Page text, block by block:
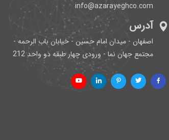
info@azarayeghco.com
آدرس
اصفهان - میدان امام حسین - خیابان باب الرحمه -
مجتمع جهان نما - ورودی چهار طبقه دو واحد 212